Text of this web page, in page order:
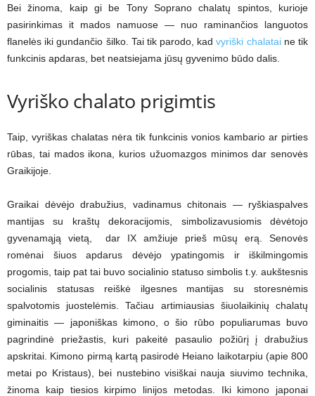
Bei žinoma, kaip gi be Tony Soprano chalatų spintos, kurioje
pasirinkimas it mados namuose — nuo raminančios languotos
flanelės iki gundančio šilko. Tai tik parodo, kadvyriški chalataine tik
funkcinis apdaras, bet neatsiejama jūsų gyvenimo būdo dalis.
Vyriško chalato prigimtis
Taip, vyriškas chalatas nėra tik funkcinis vonios kambario ar pirties
rūbas, tai mados ikona, kurios užuomazgos minimos dar senovės
Graikijoje.
Graikai dėvėjo drabužius, vadinamus chitonais — ryškiaspalves
mantijas su kraštų dekoracijomis, simbolizavusiomis dėvėtojo
gyvenamąją vietą, dar IX amžiuje prieš mūsų erą. Senovės
romėnai šiuos apdarus dėvėjo ypatingomis ir iškilmingomis
progomis, taip pat tai buvo socialinio statuso simbolis t.y. aukštesnis
socialinis statusas reiškė ilgesnes mantijas su storesnėmis
spalvotomis juostelėmis. Tačiau artimiausias šiuolaikinių chalatų
giminaitis — japoniškas kimono, o šio rūbo populiarumas buvo
pagrindinė priežastis, kuri pakeitė pasaulio požiūrį į drabužius
apskritai. Kimono pirmą kartą pasirodė Heiano laikotarpiu (apie 800
metai po Kristaus), bei nustebino visiškai nauja siuvimo technika,
žinoma kaip tiesios kirpimo linijos metodas. Iki kimono japonai